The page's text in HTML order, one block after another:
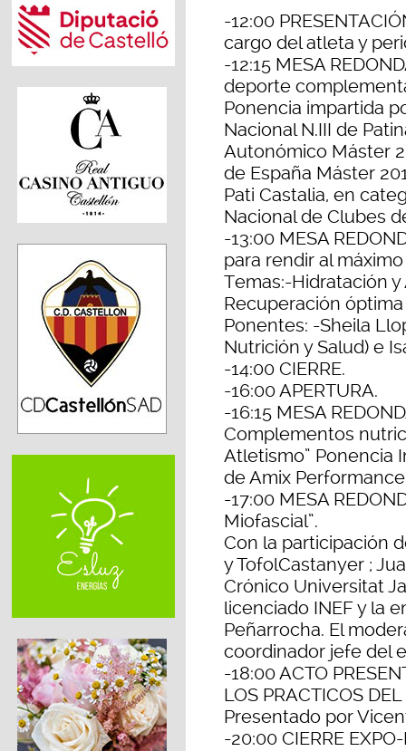
-12:00
cargo del atleta y
-12:15 MESA
deporte
Ponencia impartida
Nacional N.III de
Autonómico Máster
de España Máster
Pati Castalia, en
Nacional de Clubes
-13:00 MESA
para rendir al
Temas:-Hidratación
Recuperación óptima
Ponentes: -Sheila
Nutrición y Salud) e
-14:00 CIERRE.
-16:00 APERTURA.
-16:15 MESA
Complementos
Atletismo” Ponencia
de Amix Performance
-17:00 MESA
Miofascial”.
Con la participación
y TofolCastanyer ;
Crónico Universitat
licenciado INEF y la
Peñarrocha. El
coordinador jefe del
-18:00 ACTO
LOS PRACTICOS
Presentado por
-20:00 CIERRE